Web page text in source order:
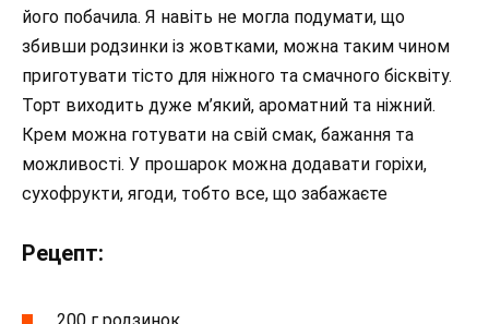
його побачила. Я навіть не могла подумати, що
збивши родзинки із жовтками, можна таким чином
приготувати тісто для ніжного та смачного бісквіту.
Торт виходить дуже м’який, ароматний та ніжний.
Крем можна готувати на свій смак, бажання та
можливості. У прошарок можна додавати горіхи,
сухофрукти, ягоди, тобто все, що забажаєте
Рецепт: